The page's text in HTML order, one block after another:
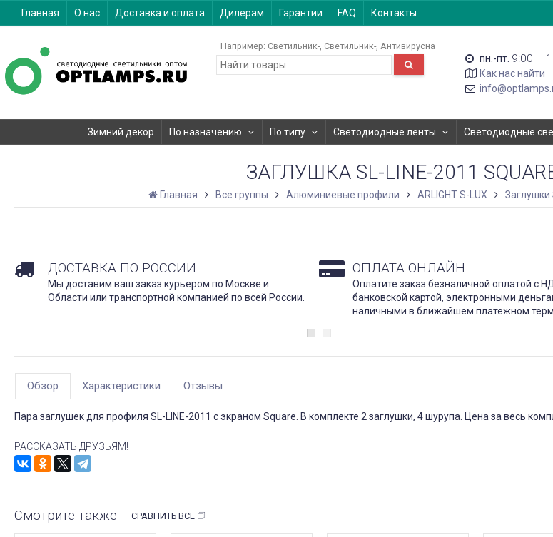
Главная О нас Доставка и оплата Дилерам Гарантии FAQ Контакты
Например: Светильник- Светильник- Антивирусна
пн.-пт. 9:00 –
Как нас найти
Зимний декор По назначению По типу Светодиодные ленты Светодиодные
ЗАГЛУШКА SL-LINE-2011
Главная Все группы Алюминиевые профили ARLIGHT S-LUX Заглушки
ДОСТАВКА ПО РОССИИ
Мы доставим ваш заказ курьером по Москве и
Области или транспортной компанией по всей России.
ОПЛАТА ОНЛАЙН
Оплатите заказ безналичной оплатой с
банковской картой, электронными
наличными в ближайшем платежном
Обзор Характеристики Отзывы
Пара заглушек для профиля SL-LINE-2011 с экраном Square. В комплекте 2 заглушки, 4 шурупа. Цена за весь
РАССКАЗАТЬ ДРУЗЬЯМ!
Смотрите также СРАВНИТЬ ВСЕ